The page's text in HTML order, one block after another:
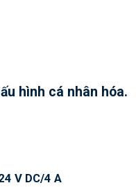
hình cá nhân hóa.
V DC/4 A